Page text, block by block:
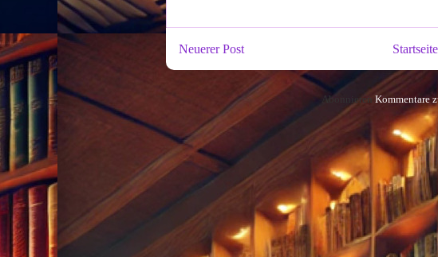
Neuerer Post Startseite
Abonnieren Kommentare